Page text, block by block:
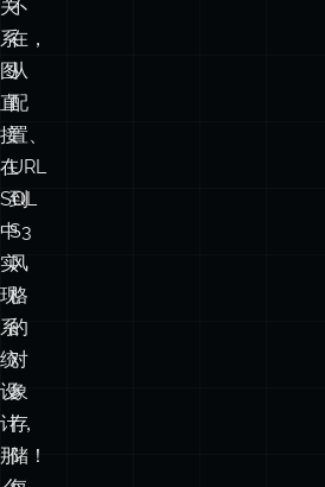
接
在
SQL
中
实
现
系
统
设
计，
那
么
首
先
使
置、
URL
到
S3
风
格
的
对
象
存
储！
每
次
通
过